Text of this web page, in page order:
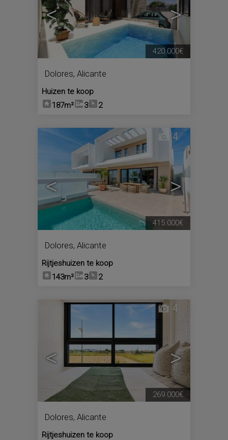
< >
Dolores, Alicante
Huizen te koop
187m²
3 2
420.000€
< >
4
Dolores, Alicante
Rijtjeshuizen te koop
143m²
3 2
415.000€
< >
4
Dolores, Alicante
Rijtjeshuizen te koop
269.000€